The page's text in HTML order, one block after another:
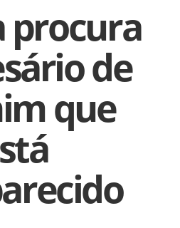
procura
de
que